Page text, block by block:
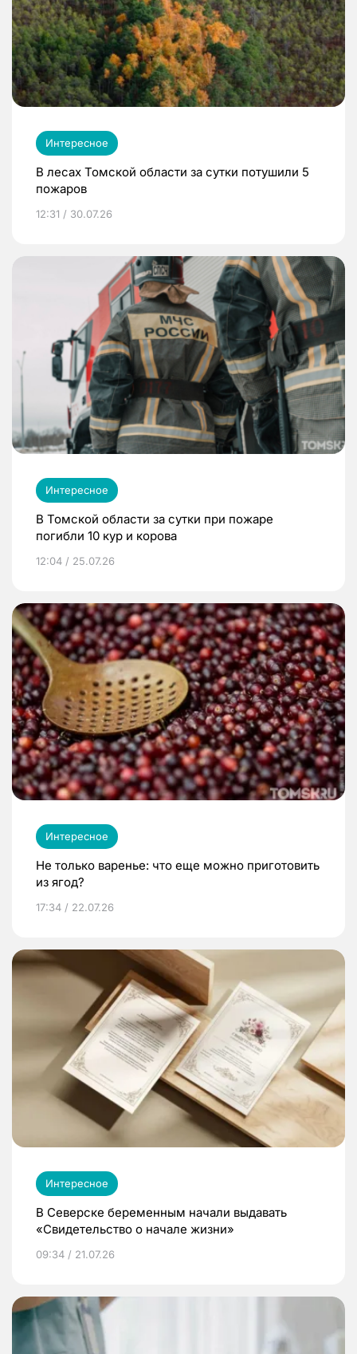
Интересное
В лесах Томской области за сутки потушили 5
пожаров
12:31 / 30.07.26
Интересное
В Томской области за сутки при пожаре
погибли 10 кур и корова
12:04 / 25.07.26
Интересное
Не только варенье: что еще можно приготовить
из ягод?
17:34 / 22.07.26
Интересное
В Северске беременным начали выдавать
«Свидетельство о начале жизни»
09:34 / 21.07.26